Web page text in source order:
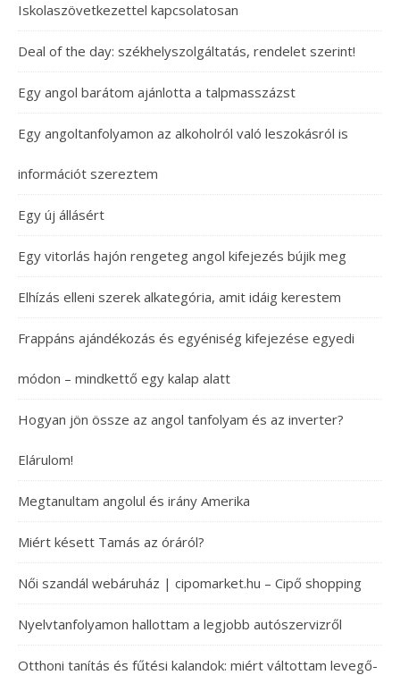
Iskolaszövetkezettel kapcsolatosan
Deal of the day: székhelyszolgáltatás, rendelet szerint!
Egy angol barátom ajánlotta a talpmasszázst
Egy angoltanfolyamon az alkoholról való leszokásról is
információt szereztem
Egy új állásért
Egy vitorlás hajón rengeteg angol kifejezés bújik meg
Elhízás elleni szerek alkategória, amit idáig kerestem
Frappáns ajándékozás és egyéniség kifejezése egyedi
módon – mindkettő egy kalap alatt
Hogyan jön össze az angol tanfolyam és az inverter?
Elárulom!
Megtanultam angolul és irány Amerika
Miért késett Tamás az óráról?
Női szandál webáruház | cipomarket.hu – Cipő shopping
Nyelvtanfolyamon hallottam a legjobb autószervizről
Otthoni tanítás és fűtési kalandok: miért váltottam levegő-